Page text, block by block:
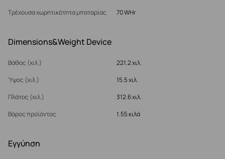
Τρέχουσα χωρητικότητα μπαταρίας 70 WHr
Dimensions&Weight Device
Βάθος (χιλ.)
221.2 χιλ.
Ύψος (χιλ.)
15.5 χιλ.
Πλάτος (χιλ.)
312.6 χιλ.
Βάρος προϊόντος
1.55 κιλά
Εγγύηση